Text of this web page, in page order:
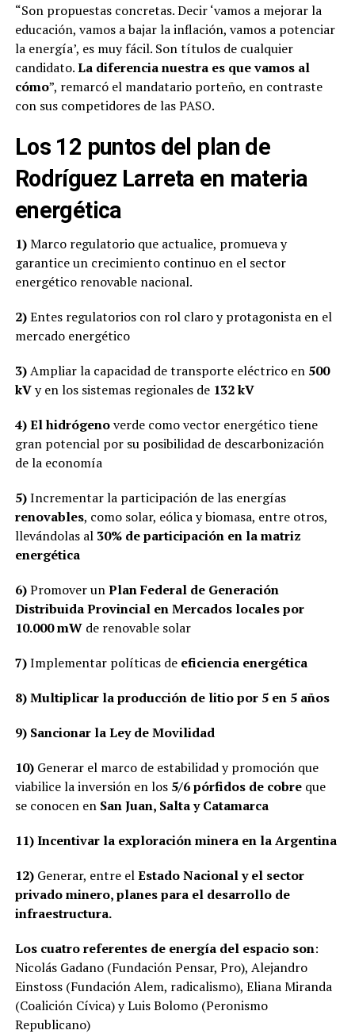
“Son propuestas concretas. Decir ‘vamos a mejorar la
educación, vamos a bajar la inflación, vamos a potenciar
la energía’, es muy fácil. Son títulos de cualquier
candidato.La diferencia nuestra es que vamos al
cómo”, remarcó el mandatario porteño, en contraste
con sus competidores de las PASO.
Los 12 puntos del plan de
Rodríguez Larreta en materia
energética
1)Marco regulatorio que actualice, promueva y
garantice un crecimiento continuo en el sector
energético renovable nacional.
2)Entes regulatorios con rol claro y protagonista en el
mercado energético
3)Ampliar la capacidad de transporte eléctrico en 500
kVy en los sistemas regionales de 132 kV
4)El hidrógenoverde como vector energético tiene
gran potencial por su posibilidad de descarbonización
de la economía
5)Incrementar la participación de las energías
renovables, como solar, eólica y biomasa, entre otros,
llevándolas al 30% de participación en la matriz
energética
6)Promover unPlan Federal de Generación
Distribuida Provincial en Mercados locales por
10.000 mWde renovable solar
7)Implementar políticas de eficiencia energética
8)Multiplicar la producción de litio por 5 en 5 años
9) Sancionar la Ley de Movilidad
10)Generar el marco de estabilidad y promoción que
viabilice la inversión en los 5/6 pórfidos de cobreque
se conocen en San Juan, Salta y Catamarca
11)Incentivar la exploración minera en la Argentina
12)Generar, entre elEstado Nacional y el sector
privado minero, planes para el desarrollo de
infraestructura.
Los cuatro referentes de energía del espacio son:
Nicolás Gadano (Fundación Pensar, Pro), Alejandro
Einstoss (Fundación Alem, radicalismo), Eliana Miranda
(Coalición Cívica) y Luis Bolomo (Peronismo
Republicano)